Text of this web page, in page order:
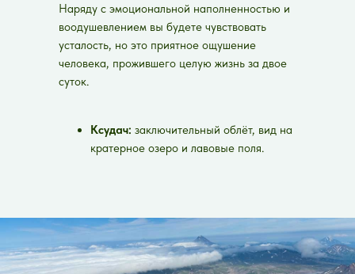
Наряду с эмоциональной наполненностью и
воодушевлением вы будете чувствовать
усталость, но это приятное ощушение
человека, прожившего целую жизнь за двое
суток.
Ксудач: заключительный облёт, вид на
кратерное озеро и лавовые поля.
света и вернулись.